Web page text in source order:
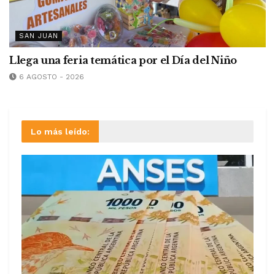
SAN JUAN
Llega una feria temática por el Día del Niño
6 AGOSTO - 2026
Lo más leído: